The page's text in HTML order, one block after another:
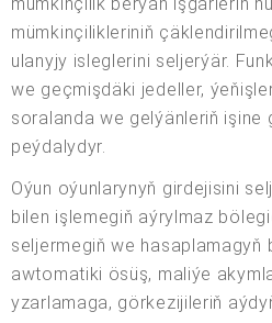
mümkinçilikleriniň
ulanyjy isleglerini seljerýär.
we geçmişdäki jedeller,
soralanda we gelýänleriň işine
peýdalydyr.
Oýun oýunlarynyň girdejisini
bilen işlemegiň aýrylmaz
seljermegiň we hasaplamagyň
awtomatiki ösüş, maliýe
yzarlamaga, görkezijileriň